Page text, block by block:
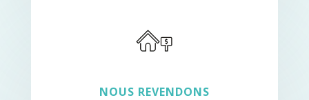
NOUS REVENDONS